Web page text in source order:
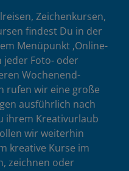
Zeichenkursen,
findest Du in der
Menüpunkt ‚Online-
jeder Foto- oder
Wochenend-
rufen wir eine große
ausführlich nach
ihrem Kreativurlaub
wir weiterhin
kreative Kurse im
zeichnen oder